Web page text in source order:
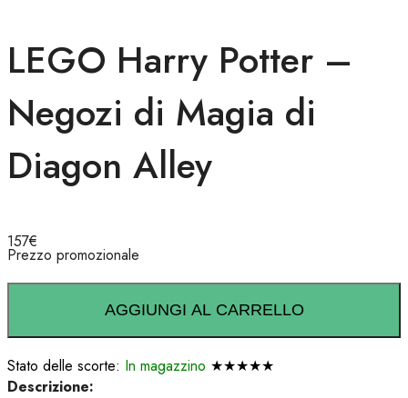
LEGO Harry Potter –
Negozi di Magia di
Diagon Alley
157€
Prezzo promozionale
AGGIUNGI AL CARRELLO
Stato delle scorte: In magazzino ★★★★★
Descrizione: